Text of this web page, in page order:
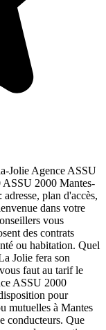
Jolie Agence ASSU
ASSU 2000 Mantes-
plan d'accès,
dans votre
vous
des contrats
ou habitation. Quel
Jolie fera son
faut au tarif le
ASSU 2000
pour
mutuelles à Mantes
conducteurs. Que